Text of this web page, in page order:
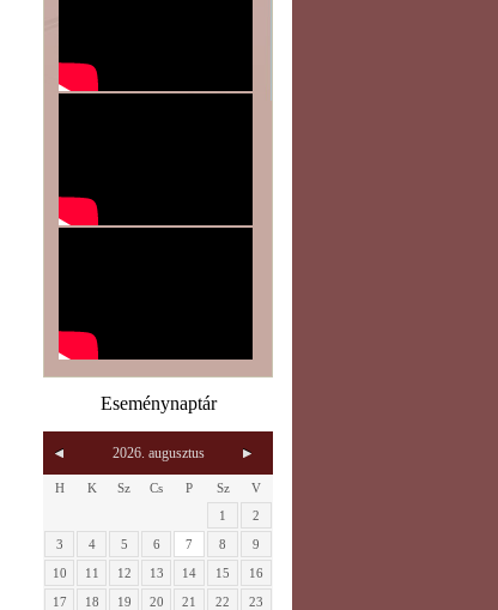
Eseménynaptár
2026. augusztus
H K Sz Cs P Sz
V
1
2
3
4 5 6 7 8
9
10
11 12 13 14 15
16
17
18 19 20 21 22
23